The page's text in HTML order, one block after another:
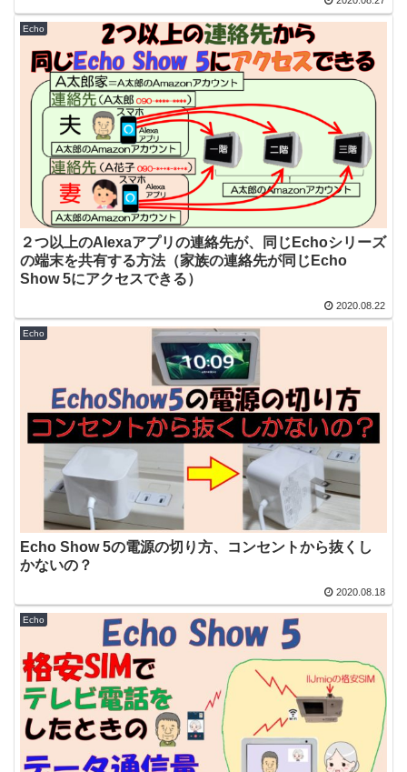
Echo
２つ以上のAlexaアプリの連絡先が、同じEchoシリーズ
の端末を共有する方法（家族の連絡先が同じEcho
Show 5にアクセスできる）
2020.08.22
Echo
Echo Show 5の電源の切り方、コンセントから抜くし
かないの？
2020.08.18
Echo